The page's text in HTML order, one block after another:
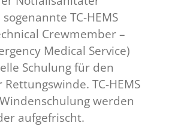
TC-HEMS
Crewmember –
Medical Service)
Schulung für den
TC-HEMS
werden
aufgefrischt.